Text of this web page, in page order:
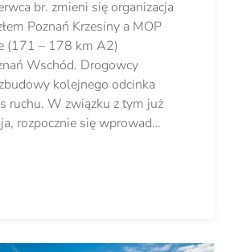
br. zmieni się organizacja
Poznań Krzesiny a MOP
(171 – 178 km A2)
Wschód. Drogowcy
kolejnego odcinka
ruchu. W związku z tym już
rozpocznie się wprowad…